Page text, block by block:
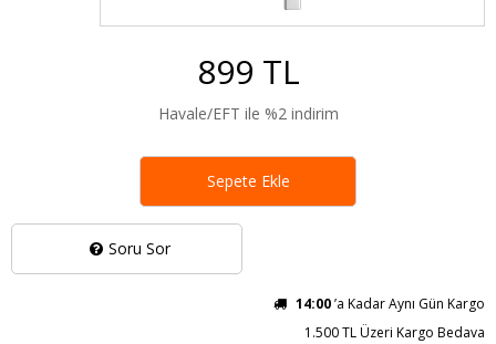
Soru Sor
899 TL
Havale/EFT ile %2 indirim
14:00’a Kadar Aynı Gün Kargo
1.500 TL Üzeri Kargo Bedava
Sepete Ekle